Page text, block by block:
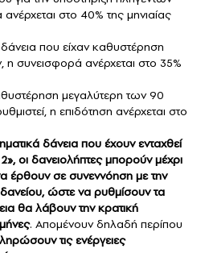
στο 40% της μηνιαίας
που είχαν καθυστέρηση
συνεισφορά ανέρχεται στο 35%
μεγαλύτερη των 90
η επιδότηση ανέρχεται στο
δάνεια που έχουν ενταχθεί
οι δανειολήπτες μπορούν μέχρι
έρθουν σε συνεννόηση με την
δανείου, ώστε να ρυθμίσουν τα
θα λάβουν την κρατική
. Απομένουν δηλαδή περίπου
τις ενέργειες